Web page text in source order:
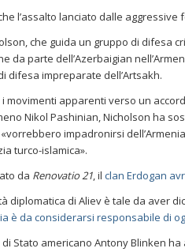
l’assalto lanciato dalle
che guida un gruppo di difesa
da parte dell’Azerbaigian
difesa impreparate dell’Artsakh.
movimenti apparenti verso un
Nikol Pashinian, Nicholson ha
impadronirsi
turco-islamica».
da Renovatio 21, il clan Erdogan
diplomatica di Aliev è tale da aver
è da considerarsi responsabile di
Stato americano Antony Blinken